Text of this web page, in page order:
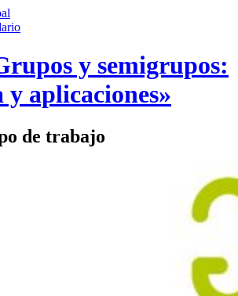
y semigrupos:
aplicaciones»
de trabajo